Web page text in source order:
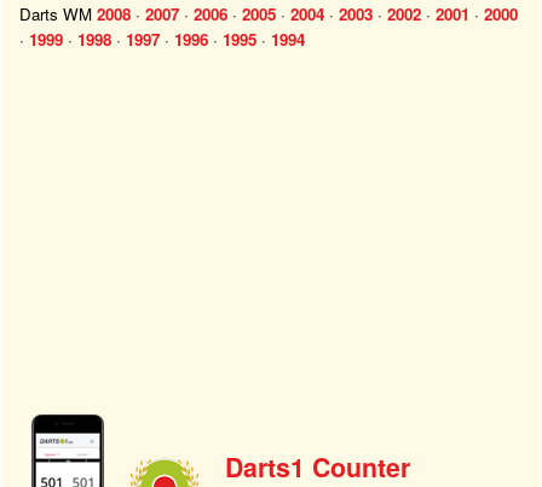
Darts WM 2008 · 2007 · 2006 · 2005 · 2004 · 2003 · 2002 · 2001 · 2000
· 1999 · 1998 · 1997 · 1996 · 1995 · 1994
Darts1 Counter